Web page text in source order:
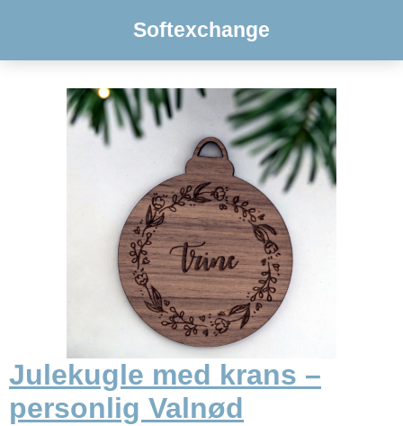
Softexchange
Julekugle med krans –
personlig Valnød